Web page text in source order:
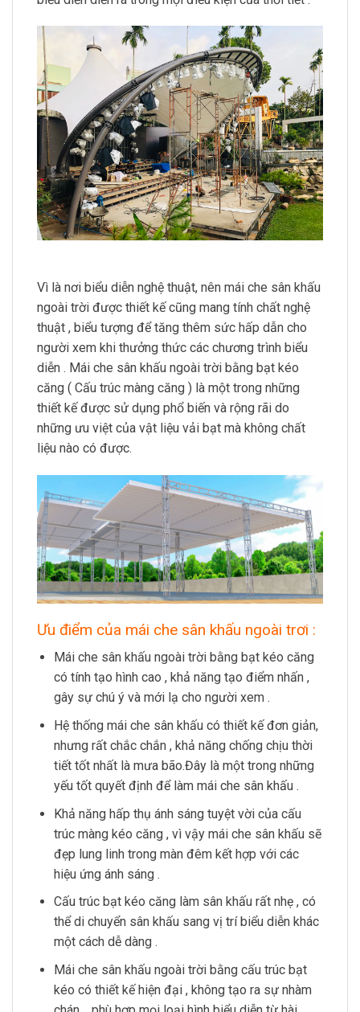
Vì là nơi biểu diễn nghệ thuật, nên mái che sân khấu
ngoài trời được thiết kế cũng mang tính chất nghệ
thuật , biểu tượng để tăng thêm sức hấp dẫn cho
người xem khi thưởng thức các chương trình biểu
diễn . Mái che sân khấu ngoài trời bằng bạt kéo
căng ( Cấu trúc màng căng ) là một trong những
thiết kế được sử dụng phổ biến và rộng rãi do
những ưu việt của vật liệu vải bạt mà không chất
liệu nào có được.
Ưu điểm của mái che sân khấu ngoài trơi :
Mái che sân khấu ngoài trời bằng bạt kéo căng
có tính tạo hình cao , khả năng tạo điểm nhấn ,
gây sự chú ý và mới lạ cho người xem .
Hệ thống mái che sân khấu có thiết kế đơn giản,
nhưng rất chắc chắn , khả năng chống chịu thời
tiết tốt nhất là mưa bão.Đây là một trong những
yếu tốt quyết định để làm mái che sân khấu .
Khả năng hấp thụ ánh sáng tuyệt vời của cấu
trúc màng kéo căng , vì vậy mái che sân khấu sẽ
đẹp lung linh trong màn đêm kết hợp với các
hiệu ứng ánh sáng .
Cấu trúc bạt kéo căng làm sân khấu rất nhẹ , có
thể di chuyển sân khấu sang vị trí biểu diễn khác
một cách dễ dàng .
Mái che sân khấu ngoài trời bằng cấu trúc bạt
kéo có thiết kế hiện đại , không tạo ra sự nhàm